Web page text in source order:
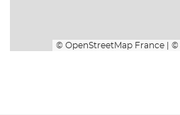
© OpenStreetMap France | ©